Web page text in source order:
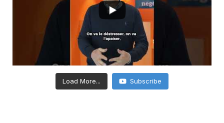
Load More... Subscribe